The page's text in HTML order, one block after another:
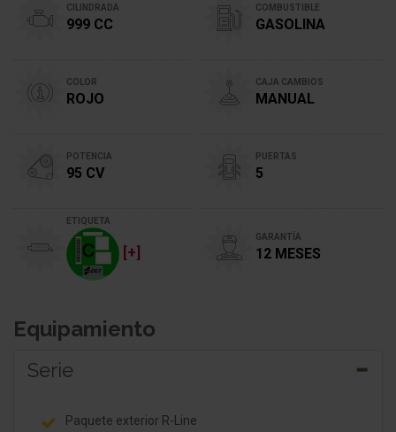
CILINDRADA
999 CC
COMBUSTIBLE
GASOLINA
COLOR
ROJO
CAJA CAMBIOS
MANUAL
POTENCIA
95 CV
PUERTAS
5
ETIQUETA
[+]
GARANTÍA
12 MESES
Equipamiento
Serie
Paquete exterior R-Line